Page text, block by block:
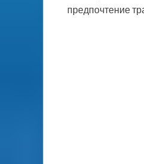
предпочтение